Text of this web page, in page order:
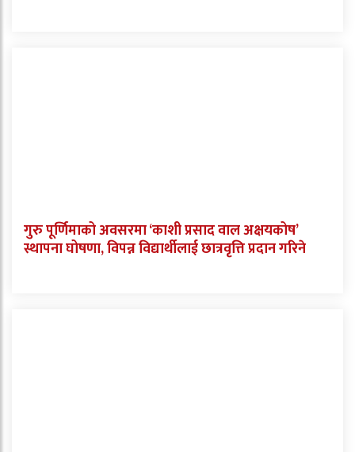
गुरु पूर्णिमाको अवसरमा ‘काशी प्रसाद वाल अक्षयकोष’
स्थापना घोषणा, विपन्न विद्यार्थीलाई छात्रवृत्ति प्रदान गरिने